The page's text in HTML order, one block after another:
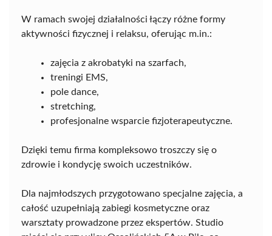
W ramach swojej działalności łączy różne formy
aktywności fizycznej i relaksu, oferując m.in.:
zajęcia z akrobatyki na szarfach,
treningi EMS,
pole dance,
stretching,
profesjonalne wsparcie fizjoterapeutyczne.
Dzięki temu firma kompleksowo troszczy się o
zdrowie i kondycję swoich uczestników.
Dla najmłodszych przygotowano specjalne zajęcia, a
całość uzupełniają zabiegi kosmetyczne oraz
warsztaty prowadzone przez ekspertów. Studio